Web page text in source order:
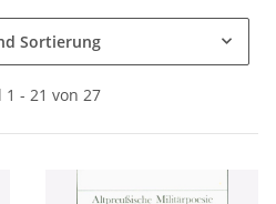
Sortierung
1 - 21 von 27